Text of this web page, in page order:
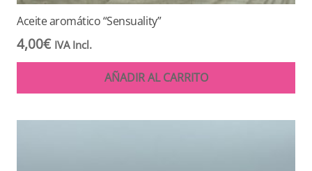
Aceite aromático “Sensuality”
4,00€ IVA Incl.
AÑADIR AL CARRITO